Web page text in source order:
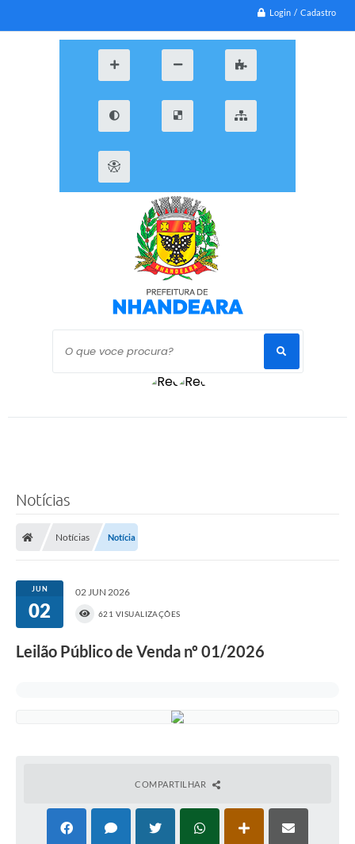
Login / Cadastro
O que voce procura?
Notícias
Notícias Notícia
JUN
02
02 JUN 2026
621 VISUALIZAÇÕES
Leilão Público de Venda nº 01/2026
COMPARTILHAR